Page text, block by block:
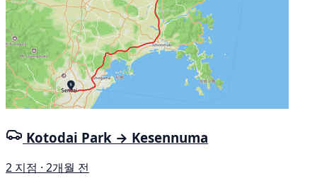
Kotodai Park → Kesennuma
2 지점 · 2개월 전